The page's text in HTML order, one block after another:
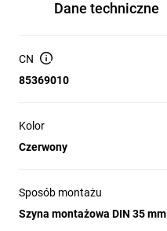
Dane techniczne
CN
85369010
Kolor
Czerwony
Sposób montażu
Szyna montażowa DIN 35 mm